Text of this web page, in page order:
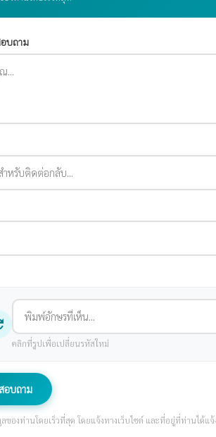
อบถาม
คลิกที่รูปเพื่อเปลี่ยนรหัสใหม่
อบถาม
ของท่านโดยเร็วที่สุด โดยแจ้งทางเว็บไซต์ และที่อยู่ที่ท่านได้แจ้